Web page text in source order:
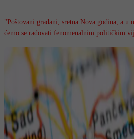
"Poštovani građani, sretna Nova godina, a u
ćemo se radovati fenomenalnim političkim